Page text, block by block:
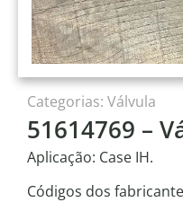
Categorias: Válvula
51614769 –
Aplicação: Case IH.
Códigos dos